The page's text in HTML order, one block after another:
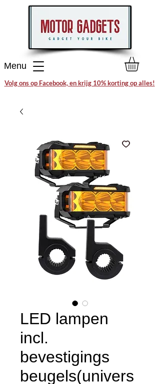
Menu
Volg ons op Facebook, en krijg 10% korting op alles!
LED lampen
incl.
bevestigings
beugels(univers